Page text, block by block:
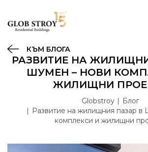
КЪМ БЛОГА
РАЗВИТИЕ НА
ШУМЕН – НОВИ
ЖИЛИЩНИ
Globstroy
Блог
Развитие на жилищния пазар
комплекси и жилищни